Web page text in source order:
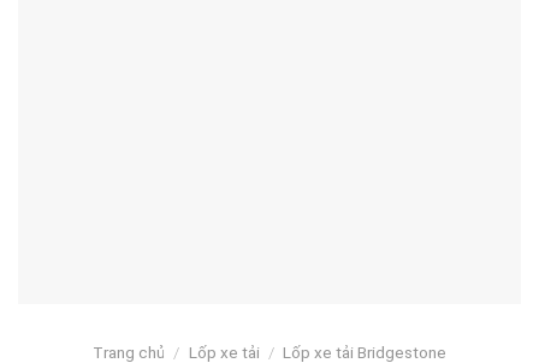
Trang chủ / Lốp xe tải / Lốp xe tải Bridgestone